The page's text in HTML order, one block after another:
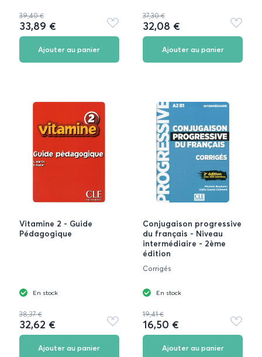
39,40 €
33,89 €
Ajouter
aux
Ajouter au panier
37,30 €
32,08 €
Ajouter
aux
Ajouter au panier
Vitamine 2 - Guide
Pédagogique
En stock
38,37 €
32,62 €
Ajouter
aux
Ajouter au panier
Conjugaison progressive
du français - Niveau
intermédiaire - 2ème
édition
Corrigés
En stock
19,41 €
16,50 €
Ajouter
aux
Ajouter au panier